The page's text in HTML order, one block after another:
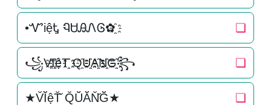
•ᏉiệᎿ ᏄᏌᎯᏁᎶ✿҈ ❏
꧁V҈I҈҈ệT҈҈ Q҈U҈҈A҈҈N҈҈G҈҈꧂ ❏
★V̆Ĭ̆ệT̆̆ Q̆Ŭ̆Ă̆N̆̆Ğ̆★ ❏